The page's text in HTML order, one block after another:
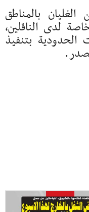
بالمناطق
لدى الناقلين،
الحدودية بتنفيذ